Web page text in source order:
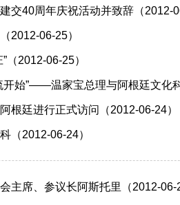
交40周年庆祝活动并致辞（2012-
2012-06-25）
（2012-06-25）
开始”——温家宝总理与阿根廷文化
根廷进行正式访问（2012-06-24）
（2012-06-24）
主席、参议长阿斯托里（2012-06-